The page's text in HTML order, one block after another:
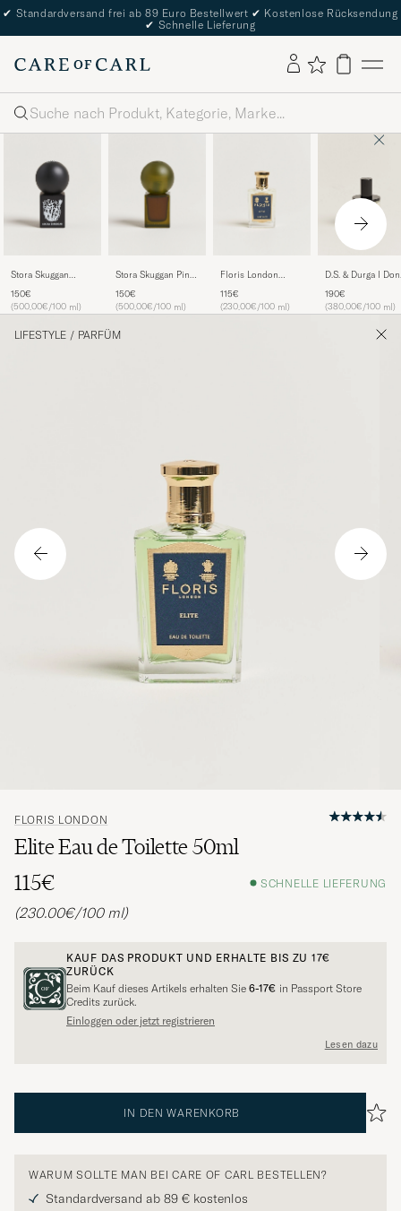
✔ Standardversand frei ab 89 Euro Bestellwert ✔ Kostenlose Rücksendung
✔ Schnelle Lieferung
Suche
Stora Skuggan
150€
(500.00€/100 ml)
Stora Skuggan Pine
150€
(500.00€/100 ml)
Floris London
Toilette 50ml
115€
(230.00€/100 ml)
D.S. & Durga I
Parfum 50ml
190€
(380.00€/100 ml)
LIFESTYLE / PARFÜM
FLORIS LONDON
Elite Eau de Toilette 50ml
115€
SCHNELLE LIEFERUNG
(230.00€/100 ml)
KAUF DAS PRODUKT UND ERHALTE BIS ZU 17€
ZURÜCK
Beim Kauf dieses Artikels erhalten Sie 6-17€ in Passport Store
Credits zurück.
Einloggen oder jetzt registrieren
Lesen dazu
IN DEN WARENKORB
WARUM SOLLTE MAN BEI CARE OF CARL BESTELLEN?
Standardversand ab 89 € kostenlos